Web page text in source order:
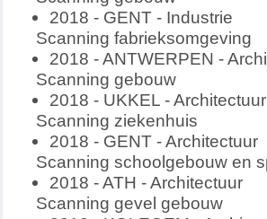
2018 - GENT - Industrie
Scanning fabrieksomgeving
2018 - ANTWERPEN -
Scanning gebouw
2018 - UKKEL - Architectuur
Scanning ziekenhuis
2018 - GENT - Architectuur
Scanning schoolgebouw en
2018 - ATH - Architectuur
Scanning gevel gebouw